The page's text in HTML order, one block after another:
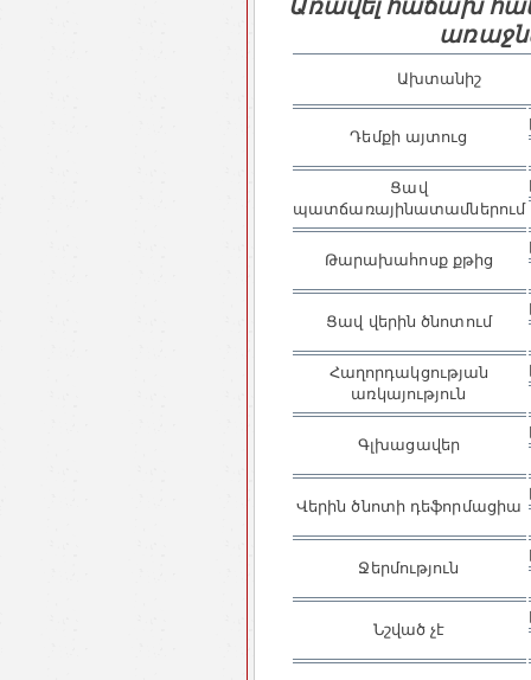
Առավել հաճախ
Ախտանիշ
Դեմքի այտուց
Ցավ
պատճառայինատամներում
Թարախահոսք քթից
Ցավ վերին ծնոտում
Հաղորդակցության
առկայություն
Գլխացավեր
Վերին ծնոտի դեֆորմացիա
Ջերմություն
Նշված չէ